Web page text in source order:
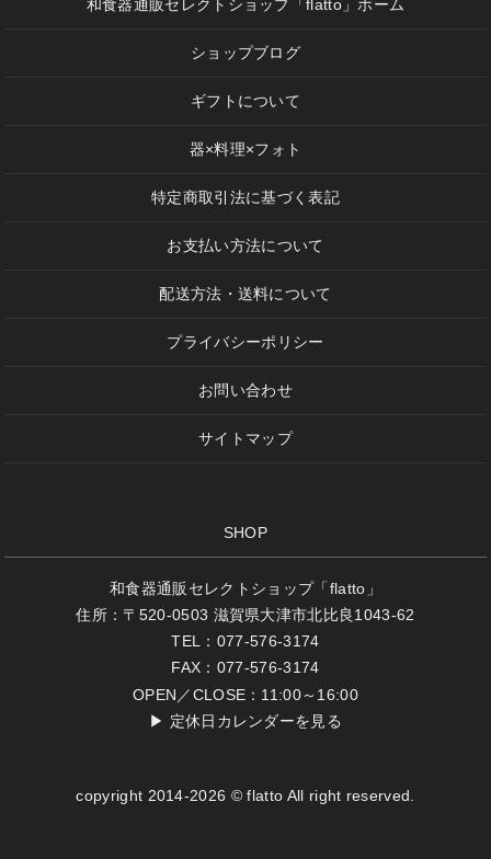
和食器通販セレクトショップ「flatto」ホーム
ショップブログ
ギフトについて
器×料理×フォト
特定商取引法に基づく表記
お支払い方法について
配送方法・送料について
プライバシーポリシー
お問い合わせ
サイトマップ
SHOP
和食器通販セレクトショップ「flatto」
住所：〒520-0503 滋賀県大津市北比良1043-62
TEL：077-576-3174
FAX：077-576-3174
OPEN／CLOSE：11:00～16:00
▶ 定休日カレンダーを見る
copyright 2014-2026 © flatto All right reserved.